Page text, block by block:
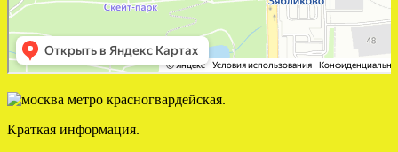
Краткая информация.